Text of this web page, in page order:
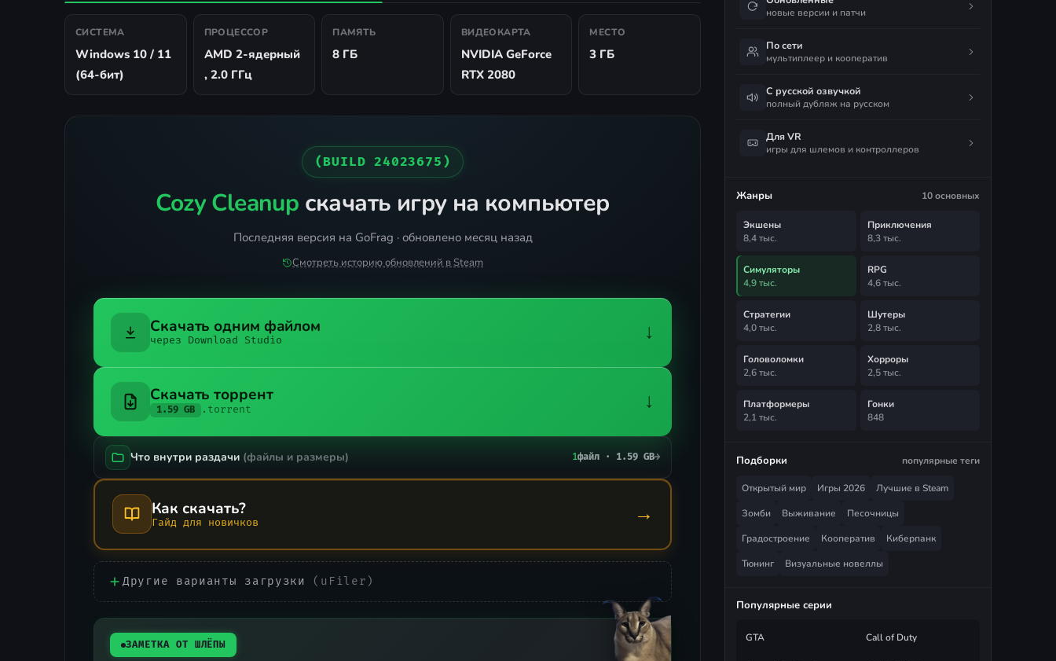
СИСТЕМА
Windows 10 / 11
(64-бит)
ПРОЦЕССОР
AMD 2-ядерный
, 2.0 ГГц
ПАМЯТЬ
8 ГБ
ВИДЕОКАРТА
NVIDIA GeForce
RTX 2080
МЕСТО
3 ГБ
(BUILD 24023675)
Cozy Cleanup скачать игру на компьютер
Последняя версия на GoFrag · обновлено месяц назад
Смотреть историю обновлений в Steam
Скачать одним файлом
через Download Studio ↓
Скачать торрент
1.59 GB .torrent ↓
Что внутри раздачи (файлы и размеры) 1файл · 1.59 GB→
Как скачать?
Гайд для новичков →
Другие варианты загрузки (uFiler)
ЗАМЕТКА ОТ ШЛЁПЫ
новые версии и патчи
По сети
мультиплеер и кооператив
С русской озвучкой
полный дубляж на русском
Для VR
игры для шлемов и контроллеров
Жанры 10 основных
Экшены
8,4 тыс.
Приключения
8,3 тыс.
Симуляторы
4,9 тыс.
RPG
4,6 тыс.
Стратегии
4,0 тыс.
Шутеры
2,8 тыс.
Головоломки
2,6 тыс.
Хорроры
2,5 тыс.
Платформеры
2,1 тыс.
Гонки
848
Подборки популярные теги
Открытый мир Игры 2026
Лучшие в Steam
Зомби
Выживание
Песочницы
Градостроение
Кооператив
Киберпанк
Тюнинг
Визуальные новеллы
Популярные серии
GTA Call of Duty